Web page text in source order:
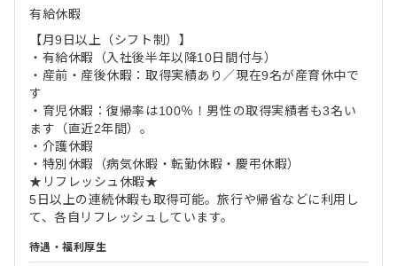
有給休暇
【月9日以上（シフト制）】
・有給休暇（入社後半年以降10日間付与）
・産前・産後休暇：取得実績あり／現在9名が産育休中で
す
・育児休暇：復帰率は100％！男性の取得実績者も3名い
ます（直近2年間）。
・介護休暇
・特別休暇（病気休暇・転勤休暇・慶弔休暇）
★リフレッシュ休暇★
5日以上の連続休暇も取得可能。旅行や帰省などに利用し
て、各自リフレッシュしています。
待遇・福利厚生